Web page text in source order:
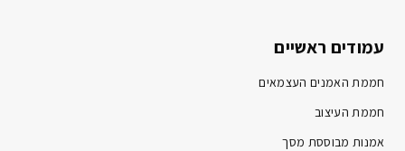
עמודים ראשיים
חממת האמנים העצמאים
חממת העיצוב
אמנות מבוססת מסך